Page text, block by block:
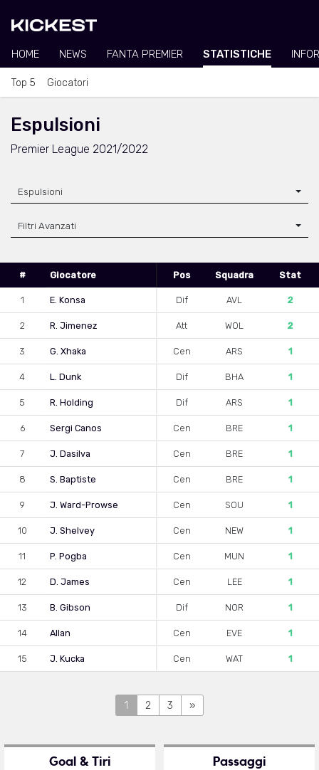
HOME NEWS FANTA PREMIER STATISTICHE
Top 5 Giocatori
Espulsioni
Premier League 2021/2022
Espulsioni
Filtri Avanzati
# Giocatore Pos Squadra Stat
1 E. Konsa Dif AVL 2
2 R. Jimenez Att WOL 2
3 G. Xhaka Cen ARS 1
4 L. Dunk Dif BHA 1
5 R. Holding Dif ARS 1
6 Sergi Canos Cen BRE 1
7 J. Dasilva Cen BRE 1
8 S. Baptiste Cen BRE 1
9 J. Ward-Prowse Cen SOU 1
10 J. Shelvey Cen NEW 1
11 P. Pogba Cen MUN 1
12 D. James Cen LEE 1
13 B. Gibson Dif NOR 1
14 Allan Cen EVE 1
15 J. Kucka Cen WAT 1
1 2 3 »
Goal & Tiri Passaggi